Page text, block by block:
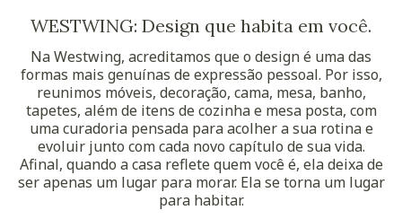
WESTWING: Design que habita em você.
Na Westwing, acreditamos que o design é uma das
formas mais genuínas de expressão pessoal. Por isso,
reunimos móveis, decoração, cama, mesa, banho,
tapetes, além de itens de cozinha e mesa posta, com
uma curadoria pensada para acolher a sua rotina e
evoluir junto com cada novo capítulo de sua vida.
Afinal, quando a casa reflete quem você é, ela deixa de
ser apenas um lugar para morar. Ela se torna um lugar
para habitar.